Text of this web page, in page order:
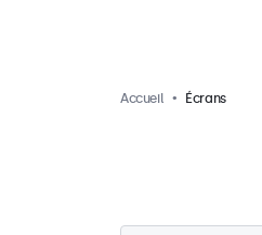
Accueil Écrans